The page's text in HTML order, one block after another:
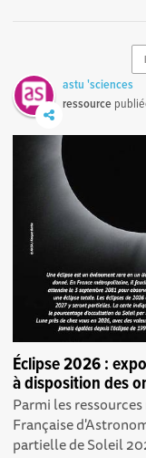
astu 'sciences
ressource
Éclipse 2026 :
à disposition des
Parmi les
Française
partielle de Soleil